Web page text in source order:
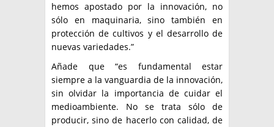
hemos apostado por la innovación, no
sólo en maquinaria, sino también en
protección de cultivos y el desarrollo de
nuevas variedades.”
Añade que “es fundamental estar
siempre a la vanguardia de la innovación,
sin olvidar la importancia de cuidar el
medioambiente. No se trata sólo de
producir, sino de hacerlo con calidad, de